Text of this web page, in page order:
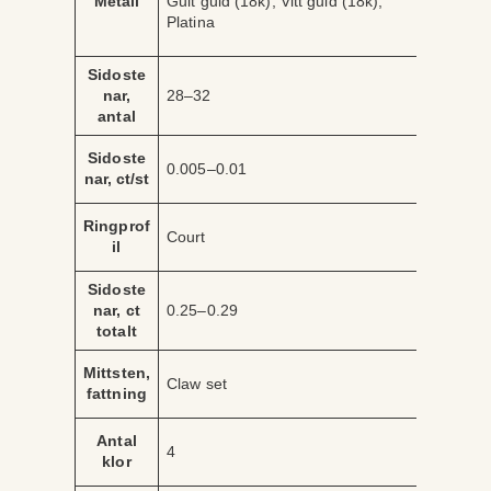
t
e
Platina
Sidoste
nar,
antal
28–32
Sidoste
nar, ct/st
0.005–0.01
Ringprof
il
Court
Sidoste
nar, ct
totalt
0.25–0.29
Mittsten,
fattning
Claw set
Antal
klor
4